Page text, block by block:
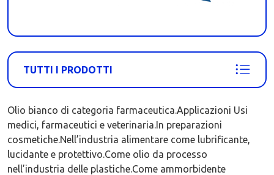
TUTTI I PRODOTTI
Olio bianco di categoria farmaceutica.Applicazioni Usi
medici, farmaceutici e veterinaria.In preparazioni
cosmetiche.Nell’industria alimentare come lubrificante,
lucidante e protettivo.Come olio da processo
nell’industria delle plastiche.Come ammorbidente